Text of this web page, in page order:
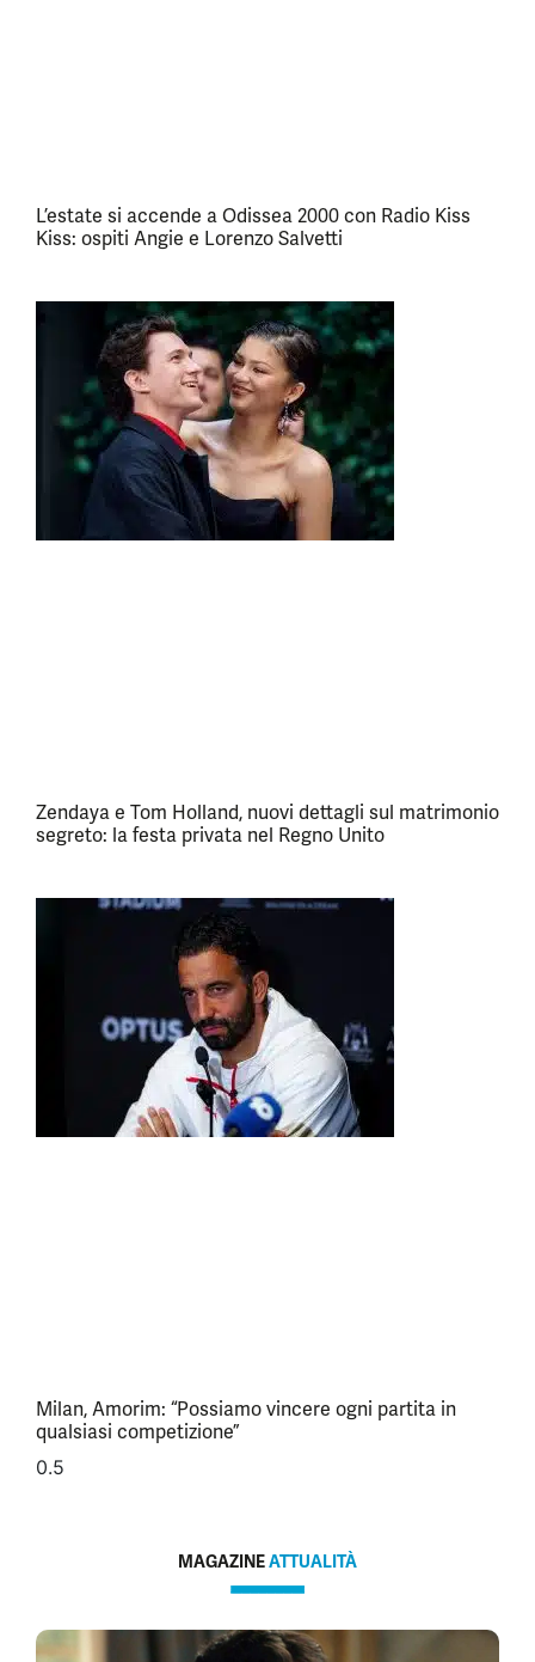
L’estate si accende a Odissea 2000 con Radio Kiss
Kiss: ospiti Angie e Lorenzo Salvetti
Zendaya e Tom Holland, nuovi dettagli sul matrimonio
segreto: la festa privata nel Regno Unito
Milan, Amorim: “Possiamo vincere ogni partita in
qualsiasi competizione”
MAGAZINEATTUALITÀ